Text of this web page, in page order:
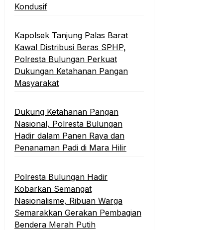
Kondusif
Kapolsek Tanjung Palas Barat
Kawal Distribusi Beras SPHP,
Polresta Bulungan Perkuat
Dukungan Ketahanan Pangan
Masyarakat
Dukung Ketahanan Pangan
Nasional, Polresta Bulungan
Hadir dalam Panen Raya dan
Penanaman Padi di Mara Hilir
Polresta Bulungan Hadir
Kobarkan Semangat
Nasionalisme, Ribuan Warga
Semarakkan Gerakan Pembagian
Bendera Merah Putih